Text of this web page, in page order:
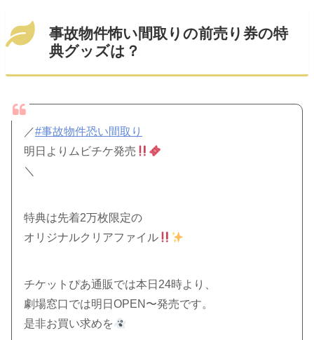
事故物件怖い間取りの前売り券の特
典グッズは？
／#事故物件恐い間取り
明日よりムビチケ発売
＼
特典は先着2万枚限定の
オリジナルクリアファイル
チケットぴあ通販では本日24時より、
劇場窓口では明日OPEN〜発売です。
是非お買い求めを